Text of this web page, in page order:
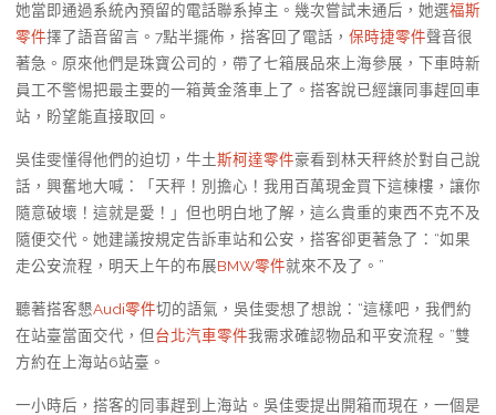
她當即通過系統內預留的電話聯系掉主。幾次嘗試未通后，她選福斯
零件擇了語音留言。7點半擺佈，搭客回了電話， 保時捷零件聲音很
著急。原來他們是珠寶公司的，帶了七箱展品來上海參展，下車時新
員工不警惕把最主要的一箱黃金落車上了。搭客說已經讓同事趕回車
站，盼望能直接取回。
吳佳雯懂得他們的迫切，牛土斯柯達零件豪看到林天秤終於對自己說
話，興奮地大喊：「天秤！別擔心！我用百萬現金買下這棟樓，讓你
隨意破壞！這就是愛！」但也明白地了解，這么貴重的東西不克不及
隨便交代。她建議按規定告訴車站和公安，搭客卻更著急了：“如果
走公安流程，明天上午的布展BMW零件就來不及了。”
聽著搭客懇Audi零件切的語氣，吳佳雯想了想說：“這樣吧，我們約
在站臺當面交代，但台北汽車零件我需求確認物品和平安流程。”雙
方約在上海站6站臺。
一小時后，搭客的同事趕到上海站。吳佳雯提出開箱而現在，一個是